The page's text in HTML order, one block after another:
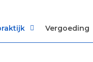
Vergoeding